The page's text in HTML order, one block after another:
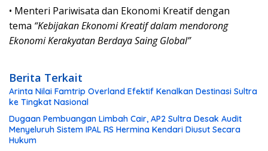
• Menteri Pariwisata dan Ekonomi Kreatif dengan
tema “Kebijakan Ekonomi Kreatif dalam mendorong
Ekonomi Kerakyatan Berdaya Saing Global”
Berita Terkait
Arinta Nilai Famtrip Overland Efektif Kenalkan Destinasi Sultra
ke Tingkat Nasional
Dugaan Pembuangan Limbah Cair, AP2 Sultra Desak Audit
Menyeluruh Sistem IPAL RS Hermina Kendari Diusut Secara
Hukum